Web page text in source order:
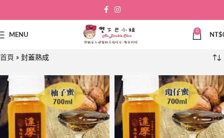
MENU
0
NT$
首頁 » 封蓋熟成